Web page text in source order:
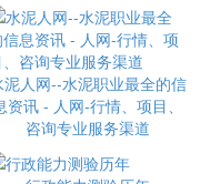
泥人网--水泥职业最全的信
资讯 - 人网-行情、项目、
咨询专业服务渠道